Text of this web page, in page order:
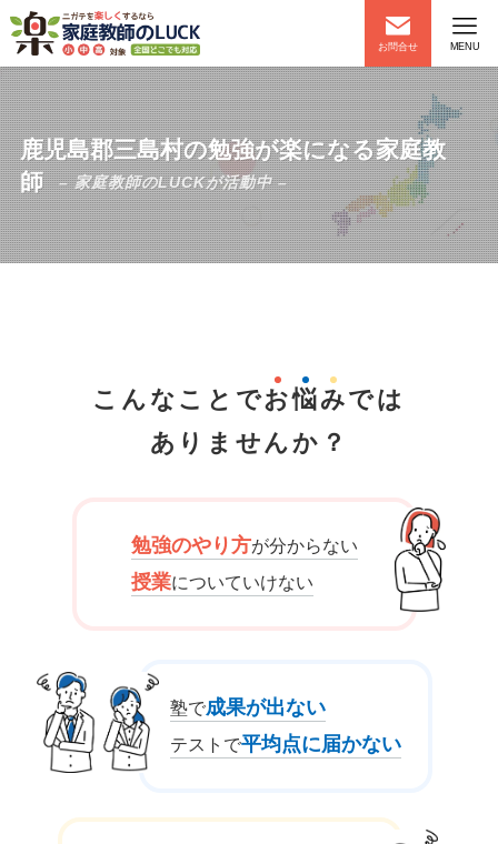
お問合せ MENU
鹿児島郡三島村の勉強が楽になる家庭教
師
– 家庭教師のLUCKが活動中 –
こんなことでお悩みでは
ありませんか？
勉強のやり方が分からない
授業についていけない
塾で成果が出ない
テストで平均点に届かない